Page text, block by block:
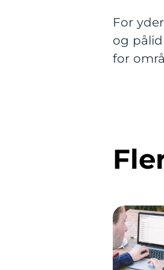
For
og
for